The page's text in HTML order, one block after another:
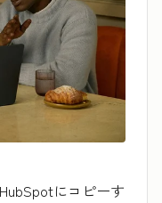
にコピーす